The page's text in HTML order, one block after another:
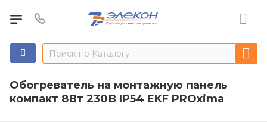
Обогреватель на монтажную панель
компакт 8Вт 230В IP54 EKF PROxima